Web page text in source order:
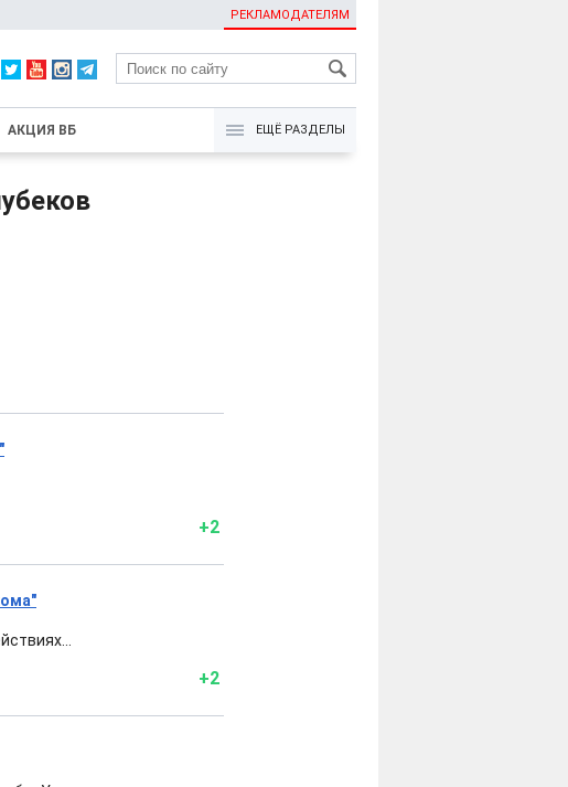
РЕКЛАМОДАТЕЛЯМ
KG
АКЦИЯ ВБ ЕЩЁ РАЗДЕЛЫ
+2
+2